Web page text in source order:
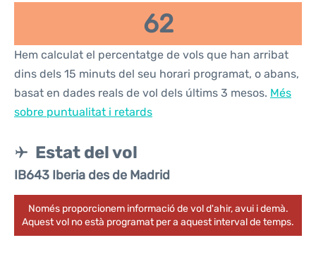
62
Hem calculat el percentatge de vols que han arribat
dins dels 15 minuts del seu horari programat, o abans,
basat en dades reals de vol dels últims 3 mesos. Més
sobre puntualitat i retards
Estat del vol
IB643 Iberia des de Madrid
Només proporcionem informació de vol d'ahir, avui i demà.
Aquest vol no està programat per a aquest interval de temps.